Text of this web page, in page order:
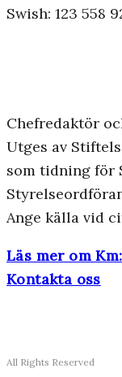
Swish: 123 558
Chefredaktör
Utges av
som tidning för
Ange källa vid
Läs mer om
Kontakta oss
All Rights Reserved